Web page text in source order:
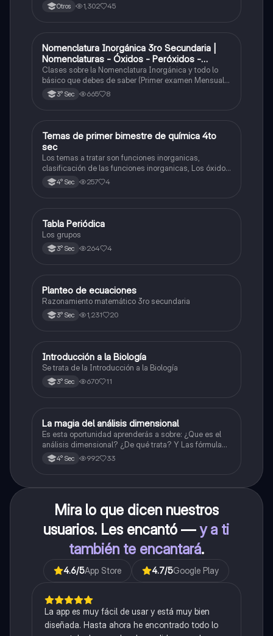
Otros 1,302 45
Química
Nomenclatura Inorgánica 3ro Secundaria |
Nomenclaturas - Óxidos - Peróxidos -
Hidróxido o Bases
Clases sobre la Nomenclatura Inorgánica y todo lo
básico que debes de saber (Primer examen Mensual
2025)3° Sec 665 8
Química
Temas de primer bimestre de química 4to
sec
Los temas a tratar son funciones inorganicas,
clasificación de las funciones inorganicas, Los óxidos
y los óxidos ácidos
4° Sec 257 4
Química
Tabla Periódica
Los grupos
3° Sec 264 4
Matemáticas
Planteo de ecuaciones
Razonamiento matemático 3ro secundaria
3° Sec 1,231 20
Biología
Introducción a la Biología
Se trata de la Introducción a la Biología
3° Sec 670 11
Física
La magia del análisis dimensional
Es esta oportunidad aprenderás a sobre: ¿Que es el
análisis dimensional? ¿De qué trata? Y Las fórmulas
de las magnitudes fundamentales y derivadas.
4° Sec 992 33
Mira lo que dicen nuestros
usuarios. Les encantó —y a ti
también te encantará.
4.6/5App Store 4.7/5Google Play
La app es muy fácil de usar y está muy bien
diseñada. Hasta ahora he encontrado todo lo